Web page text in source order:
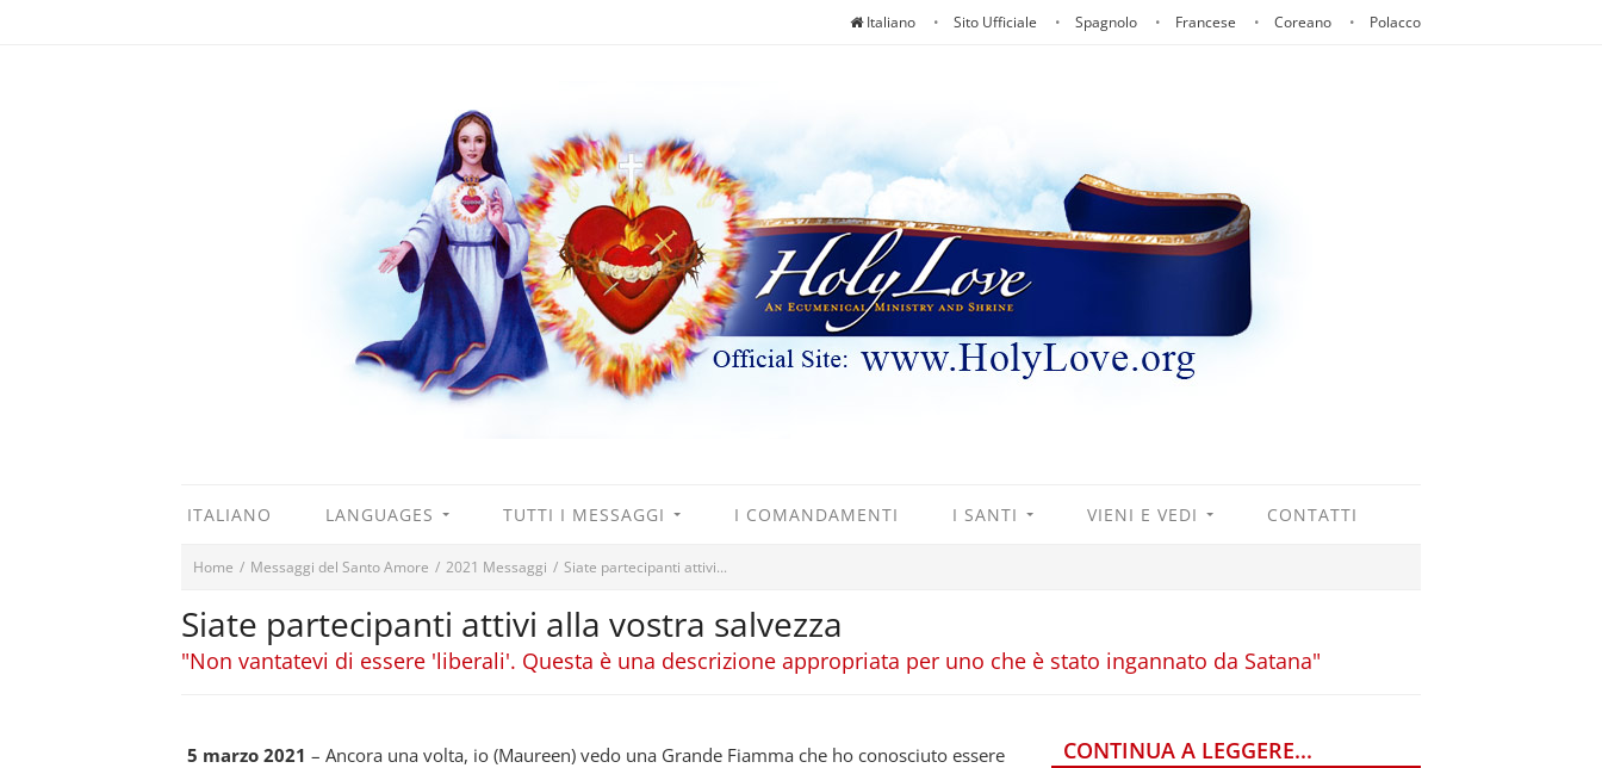
Italiano Sito Ufficiale Spagnolo Francese Coreano Polacco
ITALIANO LANGUAGES TUTTI I MESSAGGI I COMANDAMENTI I SANTI VIENI E VEDI CONTATTI
Home / Messaggi del Santo Amore / 2021 Messaggi / Siate partecipanti attivi...
Siate partecipanti attivi alla vostra salvezza
"Non vantatevi di essere 'liberali'. Questa è una descrizione appropriata per uno che è stato ingannato da Satana"
5 marzo 2021 – Ancora una volta, io (Maureen) vedo una Grande Fiamma che ho conosciuto essere
CONTINUA A LEGGERE...